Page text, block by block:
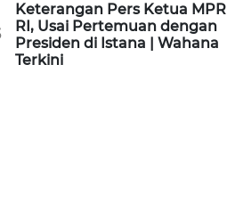
Keterangan Pers Ketua MPR
RI, Usai Pertemuan dengan
Presiden di Istana | Wahana
Terkini